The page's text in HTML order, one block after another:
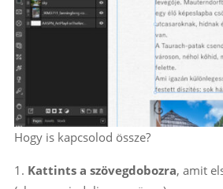
Hogy is kapcsolod össze?
Kattints a szövegdobozra, amit